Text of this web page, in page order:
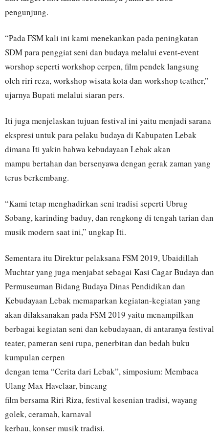
pengunjung.
“Pada FSM kali ini kami menekankan pada peningkatan
SDM para penggiat seni dan budaya melalui event-event
worshop seperti workshop cerpen, film pendek langsung
oleh riri reza, workshop wisata kota dan workshop teather,”
ujarnya Bupati melalui siaran pers.
Iti juga menjelaskan tujuan festival ini yaitu menjadi sarana
ekspresi untuk para pelaku budaya di Kabupaten Lebak
dimana Iti yakin bahwa kebudayaan Lebak akan
mampu bertahan dan bersenyawa dengan gerak zaman yang
terus berkembang.
“Kami tetap menghadirkan seni tradisi seperti Ubrug
Sobang, karinding baduy, dan rengkong di tengah tarian dan
musik modern saat ini,” ungkap Iti.
Sementara itu Direktur pelaksana FSM 2019, Ubaidillah
Muchtar yang juga menjabat sebagai Kasi Cagar Budaya dan
Permuseuman Bidang Budaya Dinas Pendidikan dan
Kebudayaan Lebak memaparkan kegiatan-kegiatan yang
akan dilaksanakan pada FSM 2019 yaitu menampilkan
berbagai kegiatan seni dan kebudayaan, di antaranya festival
teater, pameran seni rupa, penerbitan dan bedah buku
kumpulan cerpen
dengan tema “Cerita dari Lebak”, simposium: Membaca
Ulang Max Havelaar, bincang
film bersama Riri Riza, festival kesenian tradisi, wayang
golek, ceramah, karnaval
kerbau, konser musik tradisi.